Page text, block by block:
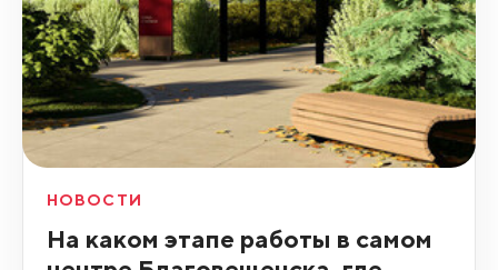
НОВОСТИ
На каком этапе работы в самом